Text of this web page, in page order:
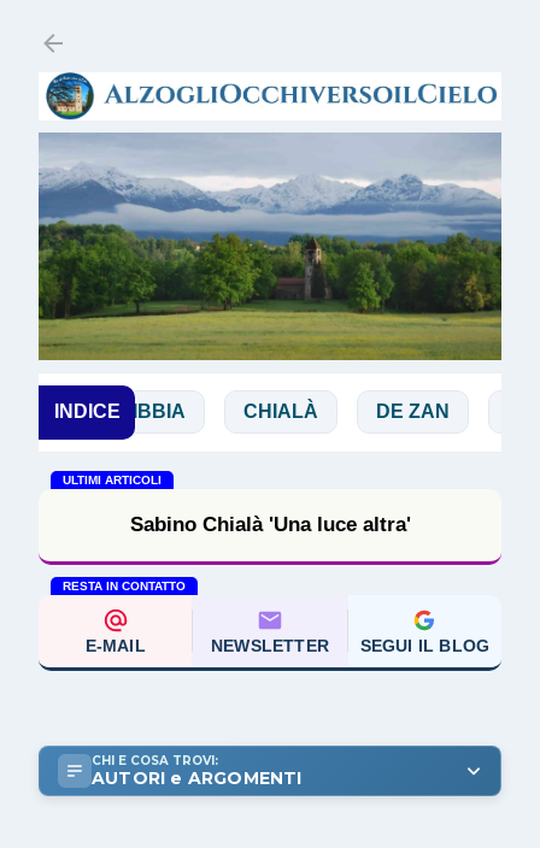
INDICEBIBBIA CHIALÀ DE ZAN
ULTIMI ARTICOLI
Sabino Chialà 'Una luce altra'
RESTA IN CONTATTO
E-MAIL NEWSLETTER SEGUI IL BLOG
CHI E COSA TROVI:
AUTORI e ARGOMENTI